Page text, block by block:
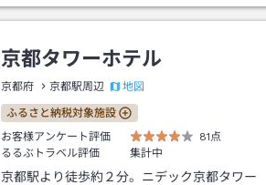
京都タワーホテル
京都府 京都駅周辺 地図
ふるさと納税対象施設
お客様アンケート評価
81点
るるぶトラベル評価
集計中
京都駅より徒歩約２分。ニデック京都タワー